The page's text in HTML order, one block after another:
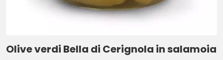
Olive verdi Bella di Cerignola in salamoia